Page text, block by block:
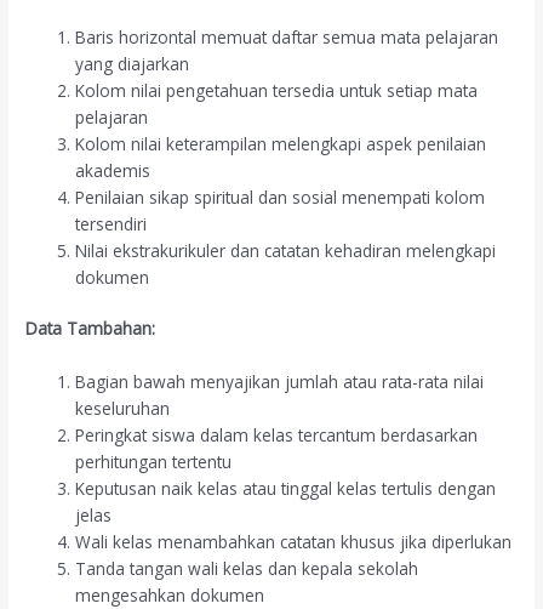
Baris horizontal memuat daftar semua mata pelajaran
yang diajarkan
Kolom nilai pengetahuan tersedia untuk setiap mata
pelajaran
Kolom nilai keterampilan melengkapi aspek penilaian
akademis
Penilaian sikap spiritual dan sosial menempati kolom
tersendiri
Nilai ekstrakurikuler dan catatan kehadiran melengkapi
dokumen
Data Tambahan:
Bagian bawah menyajikan jumlah atau rata-rata nilai
keseluruhan
Peringkat siswa dalam kelas tercantum berdasarkan
perhitungan tertentu
Keputusan naik kelas atau tinggal kelas tertulis dengan
jelas
Wali kelas menambahkan catatan khusus jika diperlukan
Tanda tangan wali kelas dan kepala sekolah
mengesahkan dokumen